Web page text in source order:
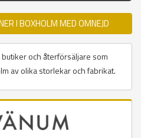
I BOXHOLM MED OMNEJD
och återförsäljare som
av olika storlekar och fabrikat.